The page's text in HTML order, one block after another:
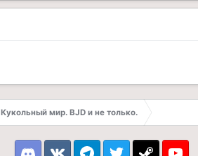
Кукольный мир. BJD и не только.